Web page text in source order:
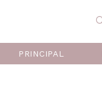
PRINCIPAL